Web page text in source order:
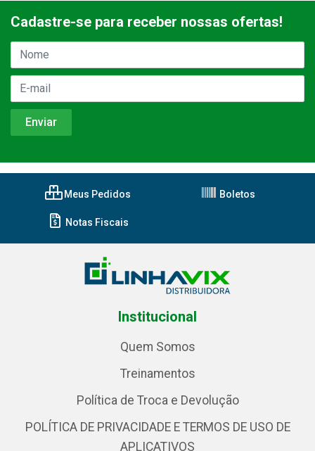
Cadastre-se para receber nossas ofertas!
Meus Pedidos Boletos
Notas Fiscais
Institucional
Quem Somos
Treinamentos
Política de Troca e Devolução
POLÍTICA DE PRIVACIDADE E TERMOS DE USO DE
APLICATIVOS